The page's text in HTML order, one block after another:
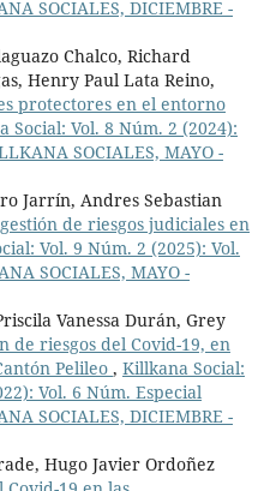
SOCIALES, DICIEMBRE -
Chalco, Richard
Henry Paul Lata Reino,
protectores en el entorno
Social: Vol. 8 Núm. 2 (2024):
SOCIALES, MAYO -
Jarrín, Andres Sebastian
de riesgos judiciales en
Vol. 9 Núm. 2 (2025): Vol.
SOCIALES, MAYO -
Vanessa Durán, Grey
de riesgos del Covid-19, en
Pelileo , Killkana Social:
Vol. 6 Núm. Especial
SOCIALES, DICIEMBRE -
Hugo Javier Ordoñez